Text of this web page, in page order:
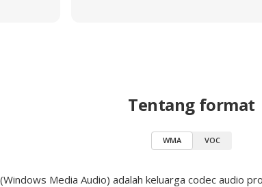
Tentang format
WMA VOC
Media Audio) adalah keluarga codec audio